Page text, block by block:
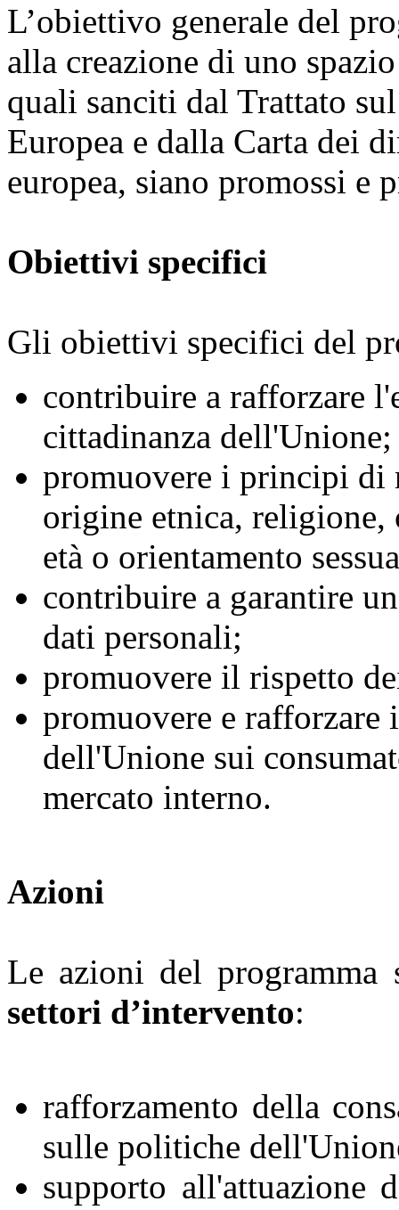
L’obiettivo generale del
alla creazione di uno
quali sanciti dal Trattato
Europea e dalla Carta dei
europea, siano promossi e
Obiettivi specifici
Gli obiettivi specifici del
contribuire a rafforzare
cittadinanza dell'Unione;
promuovere i principi di
origine etnica,
età o orientamento
contribuire a garantire
dati personali;
promuovere il rispetto
promuovere e
dell'Unione sui
mercato interno.
Azioni
Le azioni del programma
settori d’intervento:
rafforzamento della
sulle politiche
supporto all'attuazione